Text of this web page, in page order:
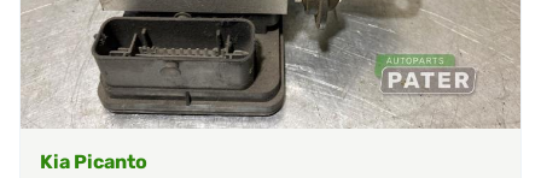
Kia Picanto